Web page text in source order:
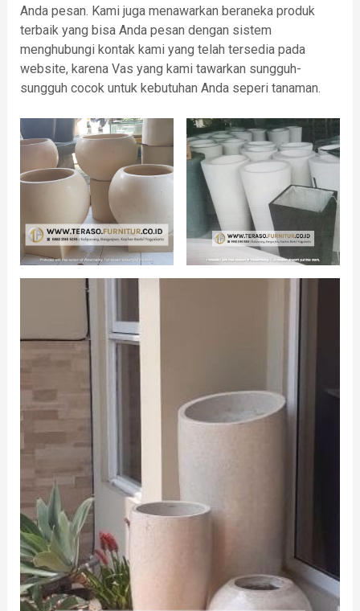
Anda pesan. Kami juga menawarkan beraneka produk
terbaik yang bisa Anda pesan dengan sistem
menghubungi kontak kami yang telah tersedia pada
website, karena Vas yang kami tawarkan sungguh-
sungguh cocok untuk kebutuhan Anda seperi tanaman.